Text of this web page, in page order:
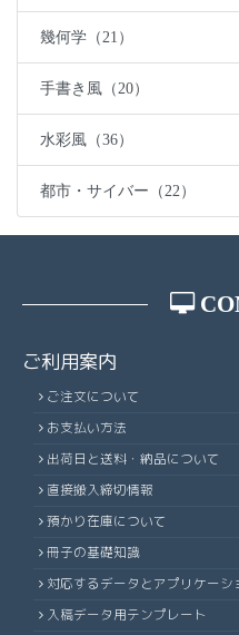
幾何学（21）
手書き風（20）
水彩風（36）
都市・サイバー（22）
ご利用案内
ご注文について
お支払い方法
出荷日と送料・納品について
直接搬入締切情報
預かり在庫について
冊子の基礎知識
対応するデータとアプリケーシ
入稿データ用テンプレート